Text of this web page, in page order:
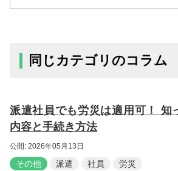
同じカテゴリのコラム
派遣社員でも労災は適用可！ 知
内容と手続き方法
公開: 2026年05月13日
その他 派遣 社員 労災